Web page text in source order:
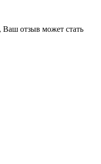
Ваш отзыв может стать